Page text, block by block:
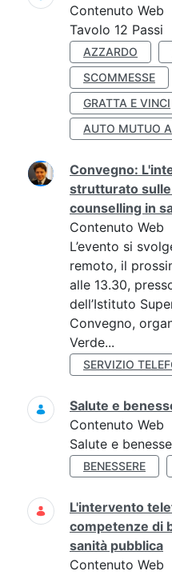
Contenuto Web
Tavolo 12 Passi
AZZARDO
SCOMMESSE
GRATTA E VINCI
AUTO MUTUO
Convegno:
strutturato
counselling in
Contenuto Web
L’evento si
remoto, il
alle 13.30,
dell’Istituto
Convegno,
Verde...
SERVIZIO
Salute e
Contenuto Web
Salute e
BENESSERE
L'intervento
competenze di
sanità pubblica
Contenuto Web